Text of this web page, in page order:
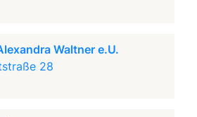
Waltner e.U.
28